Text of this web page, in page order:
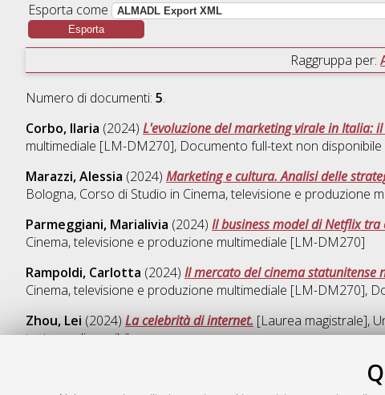
Esporta come
Raggruppa per:
Numero di documenti: 5.
Corbo, Ilaria (2024) L'evoluzione del marketing virale in Italia:
multimediale [LM-DM270], Documento full-text non disponibile
Marazzi, Alessia (2024) Marketing e cultura. Analisi delle
Bologna, Corso di Studio in Cinema, televisione e produzione
Parmeggiani, Marialivia (2024) Il business model di Netflix
Cinema, televisione e produzione multimediale [LM-DM270]
Rampoldi, Carlotta (2024) Il mercato del cinema statunitense
Cinema, televisione e produzione multimediale [LM-DM270],
Zhou, Lei (2024) La celebrità di internet. [Laurea magistrale],
text non disponibile